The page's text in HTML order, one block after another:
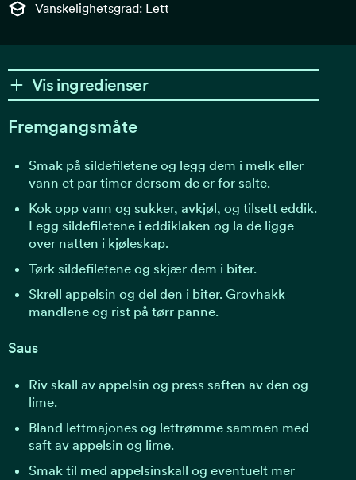
Vanskelighetsgrad: Lett
Vis ingredienser
Fremgangsmåte
Smak på sildefiletene og legg dem i melk eller
vann et par timer dersom de er for salte.
Kok opp vann og sukker, avkjøl, og tilsett eddik.
Legg sildefiletene i eddiklaken og la de ligge
over natten i kjøleskap.
Tørk sildefiletene og skjær dem i biter.
Skrell appelsin og del den i biter. Grovhakk
mandlene og rist på tørr panne.
Saus
Riv skall av appelsin og press saften av den og
lime.
Bland lettmajones og lettrømme sammen med
saft av appelsin og lime.
Smak til med appelsinskall og eventuelt mer